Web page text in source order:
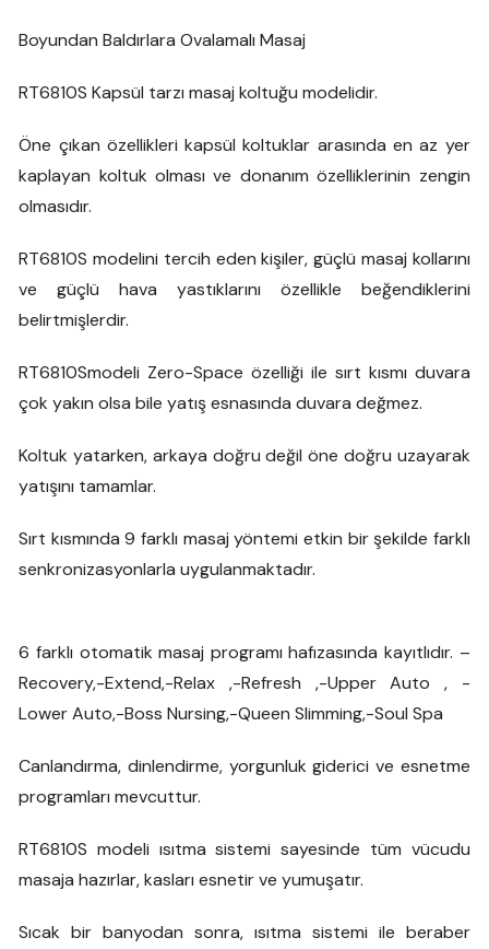
Boyundan Baldırlara Ovalamalı Masaj
RT6810S Kapsül tarzı masaj koltuğu modelidir.
Öne çıkan özellikleri kapsül koltuklar arasında en az yer
kaplayan koltuk olması ve donanım özelliklerinin zengin
olmasıdır.
RT6810S modelini tercih eden kişiler, güçlü masaj kollarını
ve güçlü hava yastıklarını özellikle beğendiklerini
belirtmişlerdir.
RT6810Smodeli Zero-Space özelliği ile sırt kısmı duvara
çok yakın olsa bile yatış esnasında duvara değmez.
Koltuk yatarken, arkaya doğru değil öne doğru uzayarak
yatışını tamamlar.
Sırt kısmında 9 farklı masaj yöntemi etkin bir şekilde farklı
senkronizasyonlarla uygulanmaktadır.
6 farklı otomatik masaj programı hafızasında kayıtlıdır. –
Recovery,-Extend,-Relax ,-Refresh ,-Upper Auto , -
Lower Auto,-Boss Nursing,-Queen Slimming,-Soul Spa
Canlandırma, dinlendirme, yorgunluk giderici ve esnetme
programları mevcuttur.
RT6810S modeli ısıtma sistemi sayesinde tüm vücudu
masaja hazırlar, kasları esnetir ve yumuşatır.
Sıcak bir banyodan sonra, ısıtma sistemi ile beraber